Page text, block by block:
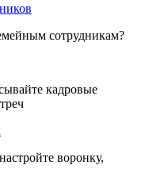
сотрудникам?
кадровые
воронку,